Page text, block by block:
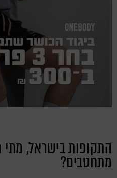
התקופות בישראל, מתי
מתחטבים?